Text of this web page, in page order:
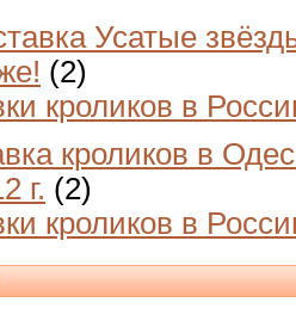
Усатые
(2)
кроликов в
кроликов в
г. (2)
кроликов в